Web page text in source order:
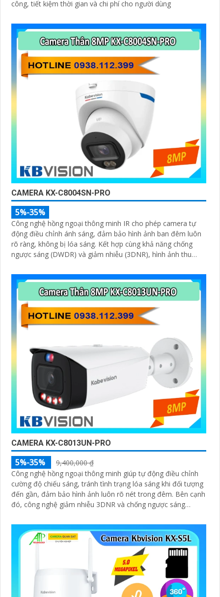
công, tiết kiệm thời gian và chi phí cho người dùng
CAMERA KX-C8004SN-PRO
5%-35%
Công nghệ hồng ngoại thông minh IR cho phép camera tự
động điều chỉnh ánh sáng, đảm bảo hình ảnh ban đêm luôn
rõ ràng, không bị lóa sáng. Kết hợp cùng khả năng chống
ngược sáng (DWDR) và giảm nhiễu (3DNR), hình ảnh thu
ngay cả trong môi trường ánh sáng yếu hoặc ánh sáng phức
tạp như ngược sáng hoặc chói nắng
CAMERA KX-C8013UN-PRO
5%-35%
9,400,000 ₫
Công nghệ hồng ngoại thông minh giúp tự động điều chỉnh
cường độ chiếu sáng, tránh tình trạng lóa sáng khi đối tượng
đến gần, đảm bảo hình ảnh luôn rõ nét trong đêm. Bên cạnh
đó, công nghệ giảm nhiễu 3DNR và chống ngược sáng
trong mọi điều kiện ánh sáng phức tạp như ngược sáng
mạnh hay thiếu sáng